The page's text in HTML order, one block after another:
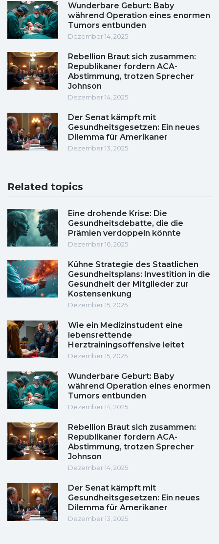
Wunderbare Geburt: Baby
während Operation eines enormen
Tumors entbunden
Dezember 14, 2025
Rebellion Braut sich zusammen:
Republikaner fordern ACA-
Abstimmung, trotzen Sprecher
Johnson
Dezember 14, 2025
Der Senat kämpft mit
Gesundheitsgesetzen: Ein neues
Dilemma für Amerikaner
Dezember 13, 2025
Related topics
Eine drohende Krise: Die
Gesundheitsdebatte, die die
Prämien verdoppeln könnte
Dezember 16, 2025
Kühne Strategie des Staatlichen
Gesundheitsplans: Investition in die
Gesundheit der Mitglieder zur
Kostensenkung
Dezember 15, 2025
Wie ein Medizinstudent eine
lebensrettende
Herztrainingsoffensive leitet
Dezember 15, 2025
Wunderbare Geburt: Baby
während Operation eines enormen
Tumors entbunden
Dezember 14, 2025
Rebellion Braut sich zusammen:
Republikaner fordern ACA-
Abstimmung, trotzen Sprecher
Johnson
Dezember 14, 2025
Der Senat kämpft mit
Gesundheitsgesetzen: Ein neues
Dilemma für Amerikaner
Dezember 13, 2025